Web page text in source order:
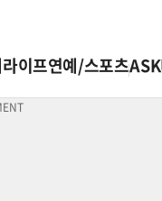
라이프연예/스포츠